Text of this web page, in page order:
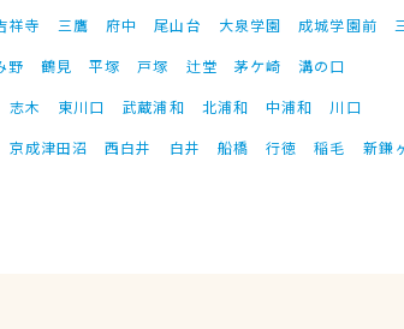
祥寺 三鷹 府中 尾山台 大泉学園 成城学園前
野 鶴見 平塚 戸塚 辻堂 茅ケ崎
溝の口
志木 東川口 武蔵浦和 北浦和 中浦和
川口
京成津田沼 西白井 白井 船橋 行徳 稲毛 新鎌